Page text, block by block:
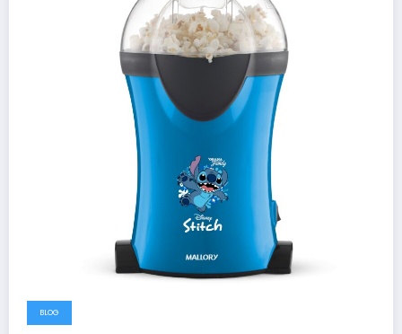
BLOG